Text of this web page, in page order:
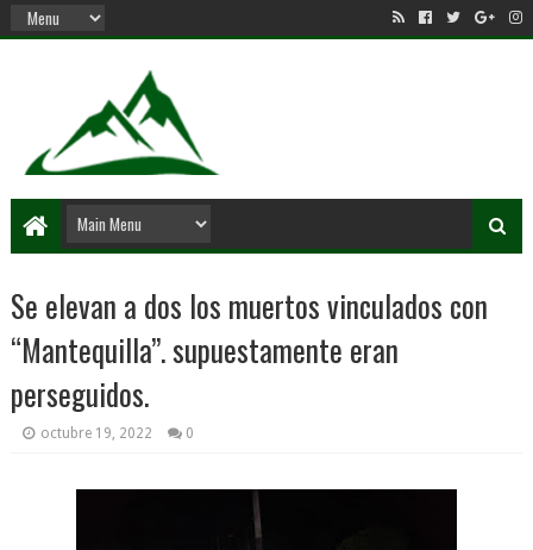
Se elevan a dos los muertos vinculados con
“Mantequilla”. supuestamente eran
perseguidos.
octubre 19, 2022 0